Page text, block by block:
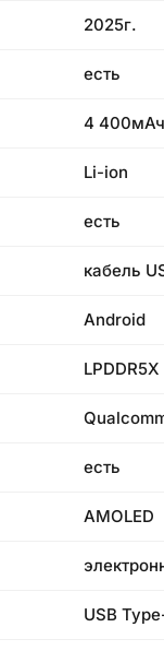
2025г.
есть
4 400мАч
Li-ion
есть
кабель
Android
LPDDR5X
есть
AMOLED
USB